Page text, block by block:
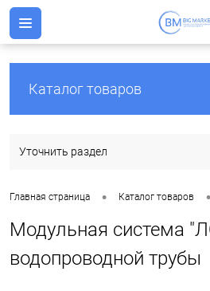
Каталог товаров
Уточнить раздел
Главная страница • Каталог товаров •
Модульная система
водопроводной трубы